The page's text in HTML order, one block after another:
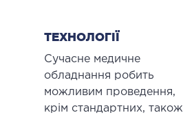
ТЕХНОЛОГІЇ
Сучасне медичне
обладнання робить
можливим проведення,
крім стандартних, також